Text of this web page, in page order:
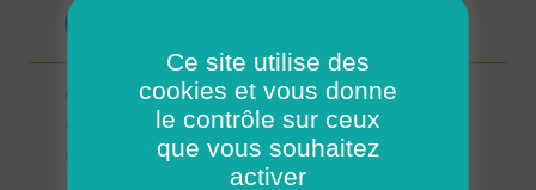
Auxiliaire de vie - Oeyreluy (H/F)
40 - Landes
Ce site utilise des
cookies et vous donne
le contrôle sur ceux
que vous souhaitez
activer